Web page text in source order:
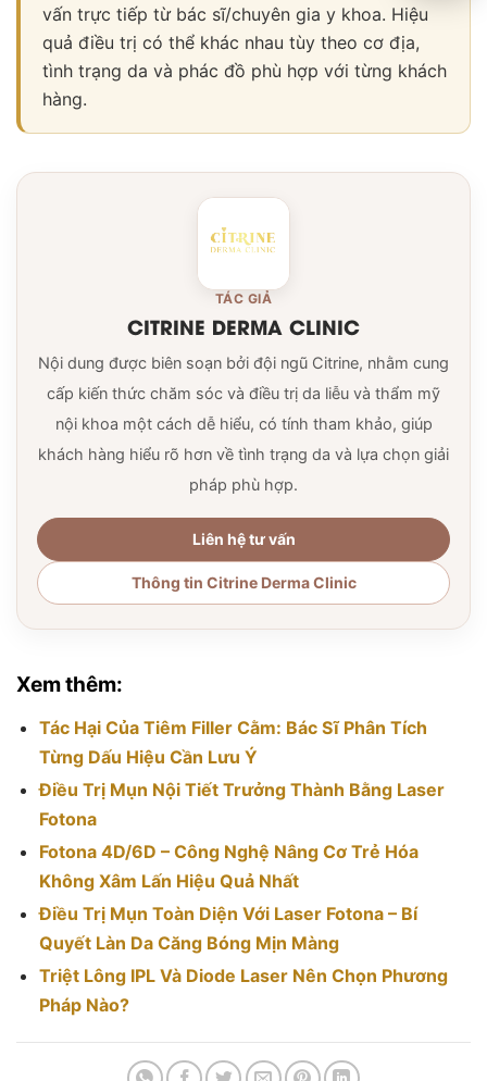
vấn trực tiếp từ bác sĩ/chuyên gia y khoa. Hiệu
quả điều trị có thể khác nhau tùy theo cơ địa,
tình trạng da và phác đồ phù hợp với từng khách
hàng.
TÁC GIẢ
CITRINE DERMA CLINIC
Nội dung được biên soạn bởi đội ngũ Citrine, nhằm cung
cấp kiến thức chăm sóc và điều trị da liễu và thẩm mỹ
nội khoa một cách dễ hiểu, có tính tham khảo, giúp
khách hàng hiểu rõ hơn về tình trạng da và lựa chọn giải
pháp phù hợp.
Liên hệ tư vấn
Thông tin Citrine Derma Clinic
Xem thêm:
Tác Hại Của Tiêm Filler Cằm: Bác Sĩ Phân Tích
Từng Dấu Hiệu Cần Lưu Ý
Điều Trị Mụn Nội Tiết Trưởng Thành Bằng Laser
Fotona
Fotona 4D/6D – Công Nghệ Nâng Cơ Trẻ Hóa
Không Xâm Lấn Hiệu Quả Nhất
Điều Trị Mụn Toàn Diện Với Laser Fotona – Bí
Quyết Làn Da Căng Bóng Mịn Màng
Triệt Lông IPL Và Diode Laser Nên Chọn Phương
Pháp Nào?